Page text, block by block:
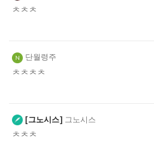
ㅊㅊㅊ
단월령주
ㅊㅊㅊㅊ
그노시스 그노시스
ㅊㅊㅊ